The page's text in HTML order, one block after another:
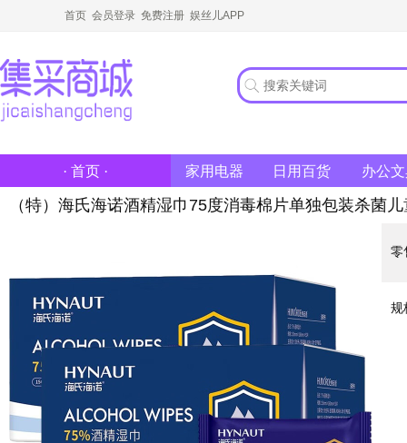
首页 会员登录 免费注册 娱丝儿APP
· 首页 · 家用电器 日用百货 办公
（特）海氏海诺酒精湿巾75度消毒棉片单独包装杀菌
零
规